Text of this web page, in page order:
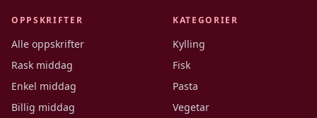
OPPSKRIFTER
Alle oppskrifter
Rask middag
Enkel middag
Billig middag
KATEGORIER
Kylling
Fisk
Pasta
Vegetar